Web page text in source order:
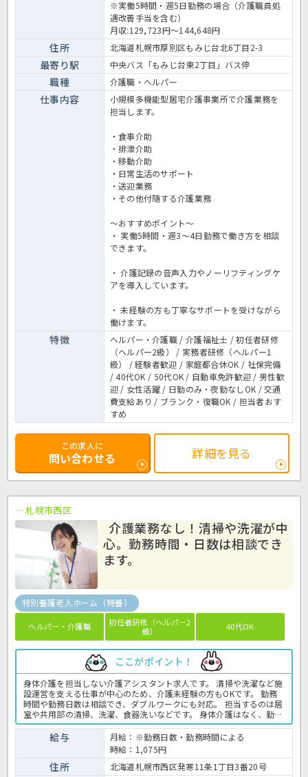
仕事を始めたい方は、お気軽にお問い合わせください小規模多機能で
の介護業務全般です。 ＜介護職 正職員 小規模多機能型居宅介護の
※実働5時間・週5日勤務の場合（介護職員処
遇改善手当を含む）
月収:129,723円～144,648円
住所 北海道札幌市厚別区もみじ台北6丁目2-3
最寄り駅 中央バス「もみじ台東2丁目」バス停
職種 介護職・ヘルパー
仕事内容
小規模多機能型居宅介護事業所で介護業務を
担当します。
・食事介助
・排泄介助
・移動介助
・日常生活のサポート
・送迎業務
・その他付随する介護業務
～おすすめポイント～
・ 実働5時間・週3～4日勤務で働き方を相談
できます。
・ 介護記録の音声入力やノーリフティングケ
アを導入しています。
・ 未経験の方も丁寧なサポートを受けながら
働けます。
特徴
ヘルパー・介護職 / 介護福祉士 / 初任者研修
（ヘルパー2級） / 実務者研修（ヘルパー1
級） / 経験者歓迎 / 家庭都合休OK / 社保完備
/ 40代OK / 50代OK / 自動車免許歓迎 / 男性歓
迎 / 女性活躍 / 日勤のみ・夜勤なしOK / 交通
費支給あり / ブランク・復職OK / 担当者おす
すめ
この求人に
問い合わせる 詳細を見る
札幌市西区
介護業務なし！清掃や洗濯が中
心。勤務時間・日数は相談でき
ます。
特別養護老人ホーム（特養）
ヘルパー・介護職
初任者研修（ヘルパー2
級）
40代OK
ここがポイント！
身体介護を担当しない介護アシスタント求人です。 清掃や洗濯など施
設運営を支える仕事が中心のため、介護未経験の方もOKです。 勤務
時間や勤務日数は相談でき、ダブルワークにも対応。 担当するのは居
室や共用部の清掃、洗濯、食器洗いなどです。 身体介護はなく、勤務
時間や勤務日数は相談でき、週2日から働けます。 入職後は職員がサ
ポートするため、施設勤務が初めての方も安心です。 気になる点は、
お気軽にお問い合わせください。 ＜介護職 パート 特養の求人＞
給与
月給：※勤務日数・勤務時間による
時給：1,075円
住所 北海道札幌市西区発寒11条1丁目3番20号